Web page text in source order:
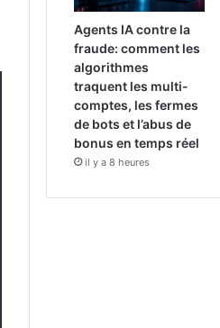
Agents IA contre la
fraude: comment les
algorithmes
traquent les multi-
comptes, les fermes
de bots et l’abus de
bonus en temps réel
il y a 8 heures